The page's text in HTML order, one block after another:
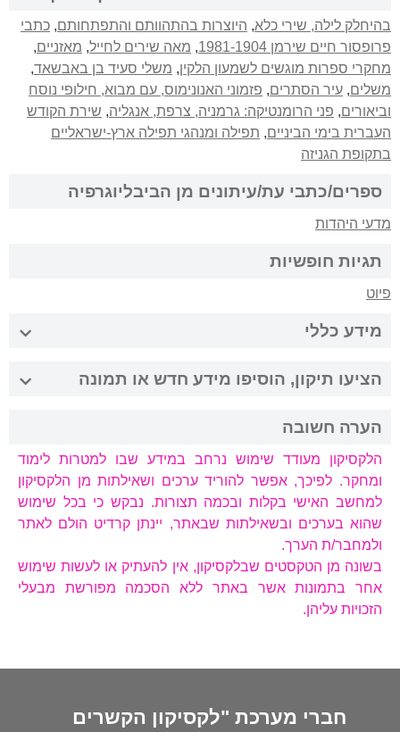
בהיחלק לילה, שירי כלא, היוצרות בהתהוותם והתפתחותם, כתבי
פרופסור חיים שירמן 1981-1904
, מאה שירים לחייל, מאזניים,
מחקרי ספרות מוגשים לשמעון הלקין, משלי סעיד בן באבשאד,
משלים, עיר הסתרים, פזמוני האנונימוס, עם מבוא, חילופי נוסח
וביאורים, פני הרומנטיקה: גרמניה, צרפת, אנגליה, שירת הקודש
העברית בימי הביניים, תפילה ומנהגי תפילה ארץ-ישראליים
בתקופת הגניזה
ספרים/כתבי עת/עיתונים מן הביבליוגרפיה
מדעי היהדות
תגיות חופשיות
פיוט
מידע כללי
הציעו תיקון, הוסיפו מידע חדש או תמונה
הערה חשובה
הלקסיקון מעודד שימוש נרחב במידע שבו למטרות לימוד
ומחקר. לפיכך, אפשר להוריד ערכים ושאילתות מן הלקסיקון
למחשב האישי בקלות ובכמה תצורות. נבקש כי בכל שימוש
שהוא בערכים ובשאילתות שבאתר, יינתן קרדיט הולם לאתר
ולמחבר/ת הערך.
בשונה מן הטקסטים שבלקסיקון, אין להעתיק או לעשות שימוש
אחר בתמונות אשר באתר ללא הסכמה מפורשת מבעלי
הזכויות עליהן.
חברי מערכת "לקסיקון הקשרים